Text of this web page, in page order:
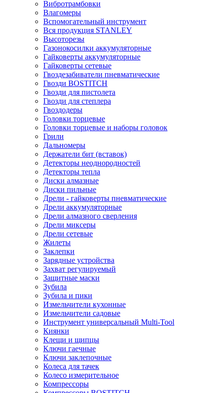
Вибротрамбовки
Влагомеры
Вспомогательный инструмент
Вся продукция STANLEY
Высоторезы
Газонокосилки аккумуляторные
Гайковерты аккумуляторные
Гайковерты сетевые
Гвоздезабиватели пневматические
Гвозди BOSTITCH
Гвозди для пистолета
Гвозди для степлера
Гвоздодеры
Головки торцевые
Головки торцевые и наборы головок
Грили
Дальномеры
Держатели бит (вставок)
Детекторы неоднородностей
Детекторы тепла
Диски алмазные
Диски пильные
Дрели - гайковерты пневматические
Дрели аккумуляторные
Дрели алмазного сверления
Дрели миксеры
Дрели сетевые
Жилеты
Заклепки
Зарядные устройства
Захват регулируемый
Защитные маски
Зубила
Зубила и пики
Измельчители кухонные
Измельчители садовые
Инструмент универсальный Multi-Tool
Киянки
Клещи и щипцы
Ключи гаечные
Ключи заклепочные
Колеса для тачек
Колесо измерительное
Компрессоры